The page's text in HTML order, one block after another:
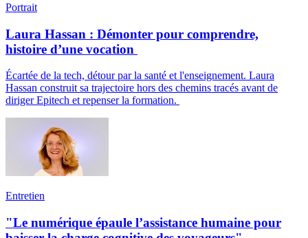
Portrait
Laura Hassan : Démonter pour comprendre,
histoire d’une vocation
Écartée de la tech, détour par la santé et l'enseignement. Laura
Hassan construit sa trajectoire hors des chemins tracés avant de
diriger Epitech et repenser la formation.
Entretien
"Le numérique épaule l’assistance humaine pour